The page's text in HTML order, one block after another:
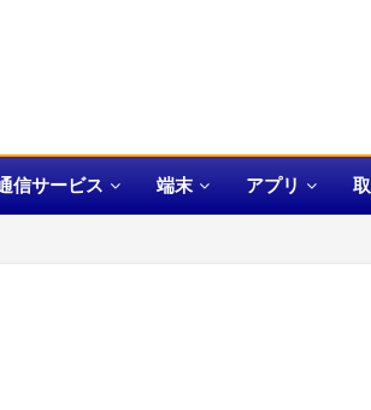
信サービス 端末 アプリ